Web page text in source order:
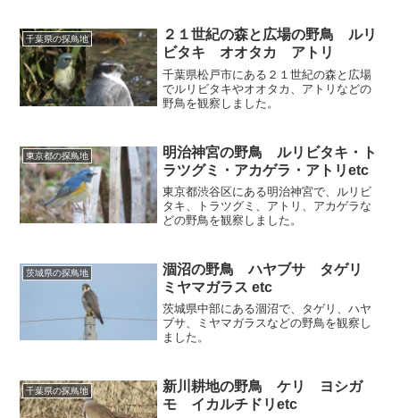
千葉県の探鳥地
２１世紀の森と広場の野鳥 ルリ
ビタキ オオタカ アトリ
千葉県松戸市にある２１世紀の森と広場
でルリビタキやオオタカ、アトリなどの
野鳥を観察しました。
東京都の探鳥地
明治神宮の野鳥 ルリビタキ・ト
ラツグミ・アカゲラ・アトリetc
東京都渋谷区にある明治神宮で、ルリビ
タキ、トラツグミ、アトリ、アカゲラな
どの野鳥を観察しました。
茨城県の探鳥地
涸沼の野鳥 ハヤブサ タゲリ
ミヤマガラス etc
茨城県中部にある涸沼で、タゲリ、ハヤ
ブサ、ミヤマガラスなどの野鳥を観察し
ました。
千葉県の探鳥地
新川耕地の野鳥 ケリ ヨシガ
モ イカルチドリetc